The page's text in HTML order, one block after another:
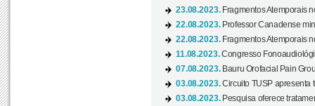
23.08.2023. Fragmentos Atemporais
22.08.2023. Professor Canadense
22.08.2023. Fragmentos Atemporais
11.08.2023.Congresso
07.08.2023. Bauru Orofacial Pain
03.08.2023.Circuito TUSP apresenta
03.08.2023. Pesquisa oferece